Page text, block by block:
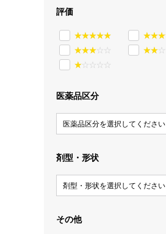
評価
医薬品区分
医薬品区分を選択してください
剤型・形状
剤型・形状を選択してください
その他